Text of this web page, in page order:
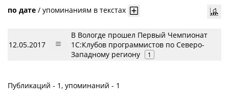
по дате / упоминаниям в текстах
12.05.2017
В Вологде прошел Первый Чемпионат
1С:Клубов программистов по Северо-
Западному региону
1
Публикаций - 1, упоминаний - 1